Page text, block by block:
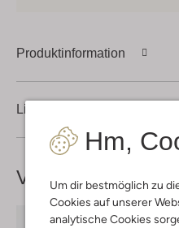
Hm,
Um dir bestmöglich zu
Cookies auf unserer
analytische Cookies
Produktinformation
Lieferung & Rückgabe
Vervollständige